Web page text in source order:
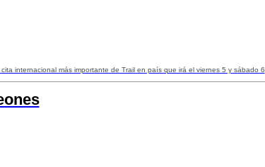
internacional más importante de Trail en país que irá el viernes 5 y sábado 6